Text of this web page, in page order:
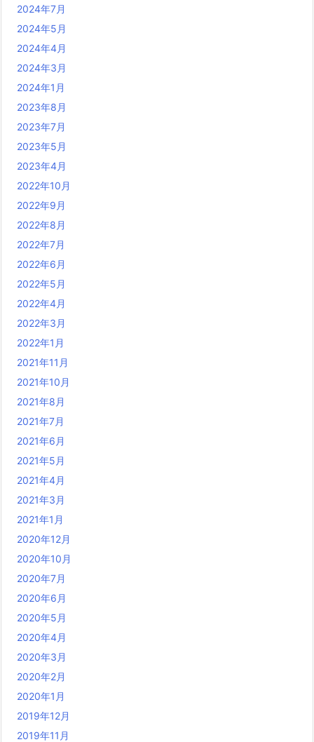
2024年7月
2024年5月
2024年4月
2024年3月
2024年1月
2023年8月
2023年7月
2023年5月
2023年4月
2022年10月
2022年9月
2022年8月
2022年7月
2022年6月
2022年5月
2022年4月
2022年3月
2022年1月
2021年11月
2021年10月
2021年8月
2021年7月
2021年6月
2021年5月
2021年4月
2021年3月
2021年1月
2020年12月
2020年10月
2020年7月
2020年6月
2020年5月
2020年4月
2020年3月
2020年2月
2020年1月
2019年12月
2019年11月